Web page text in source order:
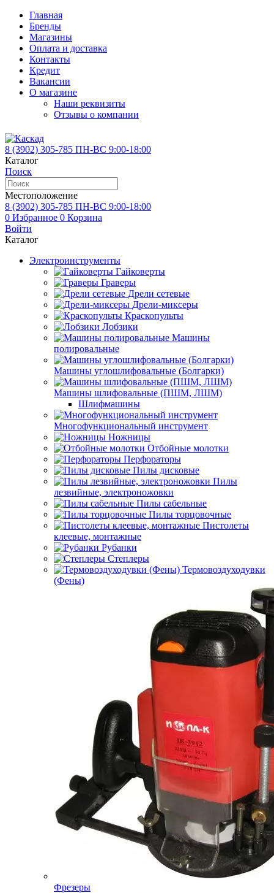
Главная
Бренды
Магазины
Оплата и доставка
Контакты
Кредит
Вакансии
О магазине
Наши реквизиты
Отзывы о компании
8 (3902) 305-785 ПН-ВС 9:00-18:00
Каталог
Поиск
Местоположение
8 (3902) 305-785 ПН-ВС 9:00-18:00
0 Избранное 0 Корзина
Войти
Каталог
Электроинструменты
Гайковерты
Граверы
Дрели сетевые
Дрели-миксеры
Краскопульты
Лобзики
Машины
полировальные
Машины углошлифовальные (Болгарки)
Машины шлифовальные (ПШМ, ЛШМ)
Шлифмашины
Многофункциональный инструмент
Ножницы
Отбойные молотки
Перфораторы
Пилы дисковые
Пилы
лезвийные, электроножовки
Пилы сабельные
Пилы торцовочные
Пистолеты
клеевые, монтажные
Рубанки
Степлеры
Термовоздуходувки
(Фены)
Фрезеры